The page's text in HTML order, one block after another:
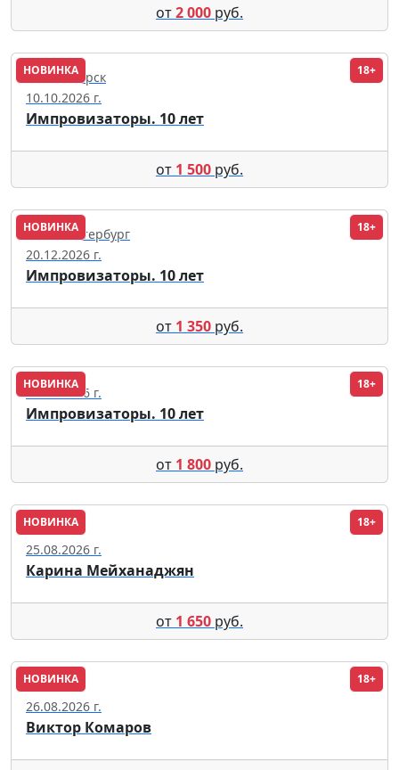
от2 000 руб.
НОВИНКА 18+
Новосибирск
10.10.2026 г.
Импровизаторы. 10 лет
от 1 500 руб.
НОВИНКА 18+
Санкт-Петербург
20.12.2026 г.
Импровизаторы. 10 лет
от 1 350 руб.
НОВИНКА 18+
22.08.2026 г.
Импровизаторы. 10 лет
от 1 800 руб.
НОВИНКА 18+
Москва
25.08.2026 г.
Карина Мейханаджян
от 1 650 руб.
НОВИНКА 18+
Москва
26.08.2026 г.
Виктор Комаров